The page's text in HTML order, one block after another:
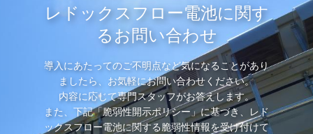
レドックスフロー電池に関す
るお問い合わせ
導入にあたってのご不明点など気になることがあり
ましたら、お気軽にお問い合わせください。
内容に応じて専門スタッフがお答えします。
また、下記「脆弱性開示ポリシー」に基づき、レド
ックスフロー電池に関する脆弱性情報を受け付けて